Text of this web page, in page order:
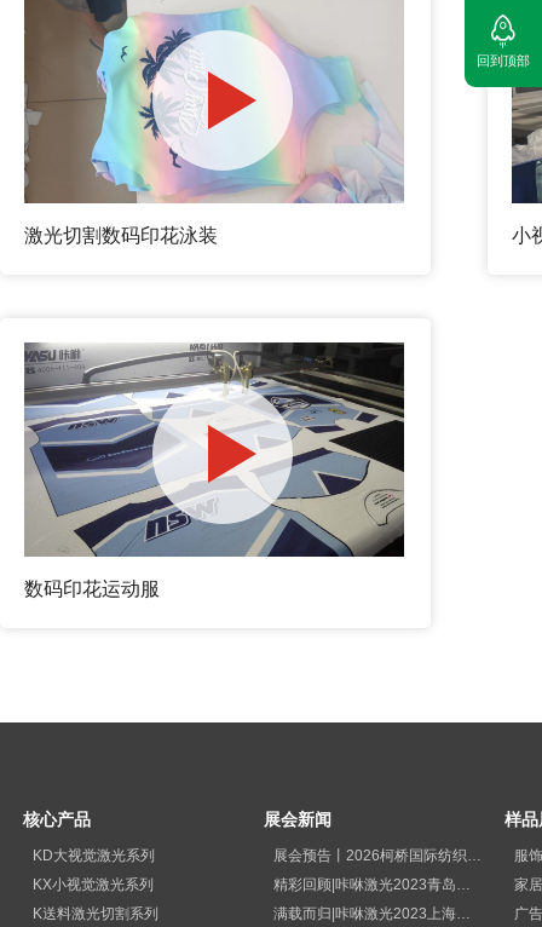
激光切割数码印花泳装 小
数码印花运动服
核心产品
KD大视觉激光系列
KX小视觉激光系列
K送料激光切割系列
展会新闻
展会预告丨2026柯桥国际纺织品印花工业展览会
精彩回顾|咔咻激光2023青岛国际纺织品印花工业展览会再次出圈
满载而归|咔咻激光2023上海广印展精彩回顾！
样品
服
家
广
回到顶部